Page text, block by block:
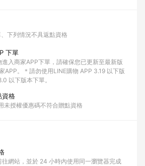
下列情況不具返點資格
下單
進入商家APP下單，請確保您已更新至最新版
APP。＊請勿使用LINE購物 APP 3.19 以下版
以下版本下單。
資格
未授權優惠碼不符合贈點資格
往網站，並於 24 小時內使用同一瀏覽器完成